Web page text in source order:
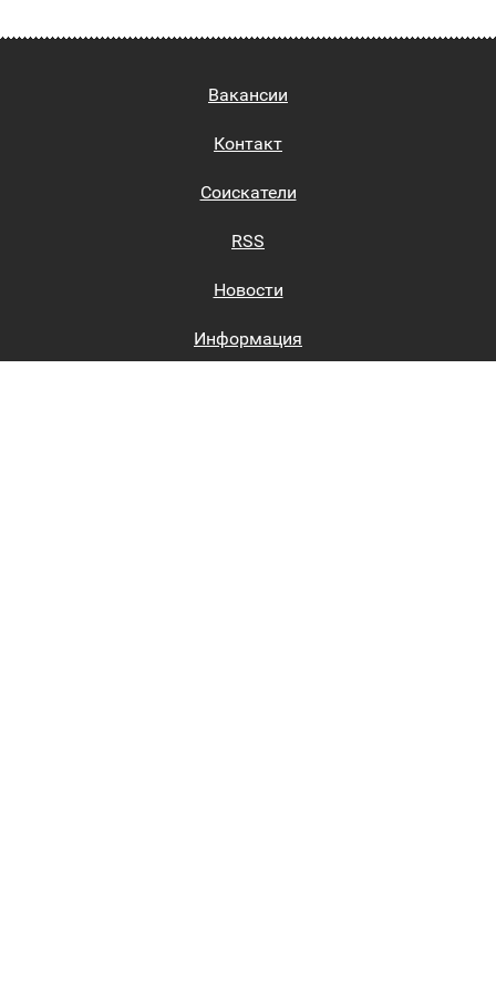
Вакансии
Контакт
Соискатели
RSS
Новости
Информация